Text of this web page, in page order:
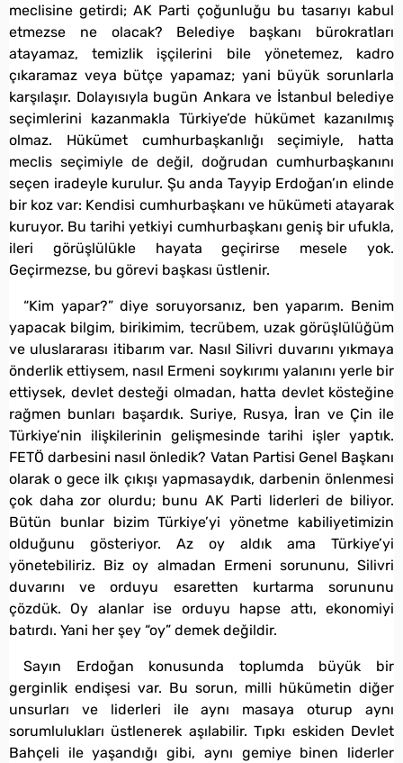
meclisine getirdi; AK Parti çoğunluğu bu tasarıyı kabul
etmezse ne olacak? Belediye başkanı bürokratları
atayamaz, temizlik işçilerini bile yönetemez, kadro
çıkaramaz veya bütçe yapamaz; yani büyük sorunlarla
karşılaşır. Dolayısıyla bugün Ankara ve İstanbul belediye
seçimlerini kazanmakla Türkiye’de hükümet kazanılmış
olmaz. Hükümet cumhurbaşkanlığı seçimiyle, hatta
meclis seçimiyle de değil, doğrudan cumhurbaşkanını
seçen iradeyle kurulur. Şu anda Tayyip Erdoğan’ın elinde
bir koz var: Kendisi cumhurbaşkanı ve hükümeti atayarak
kuruyor. Bu tarihi yetkiyi cumhurbaşkanı geniş bir ufukla,
ileri görüşlülükle hayata geçirirse mesele yok.
Geçirmezse, bu görevi başkası üstlenir.
“Kim yapar?” diye soruyorsanız, ben yaparım. Benim
yapacak bilgim, birikimim, tecrübem, uzak görüşlülüğüm
ve uluslararası itibarım var. Nasıl Silivri duvarını yıkmaya
önderlik ettiysem, nasıl Ermeni soykırımı yalanını yerle bir
ettiysek, devlet desteği olmadan, hatta devlet kösteğine
rağmen bunları başardık. Suriye, Rusya, İran ve Çin ile
Türkiye’nin ilişkilerinin gelişmesinde tarihi işler yaptık.
FETÖ darbesini nasıl önledik? Vatan Partisi Genel Başkanı
olarak o gece ilk çıkışı yapmasaydık, darbenin önlenmesi
çok daha zor olurdu; bunu AK Parti liderleri de biliyor.
Bütün bunlar bizim Türkiye’yi yönetme kabiliyetimizin
olduğunu gösteriyor. Az oy aldık ama Türkiye’yi
yönetebiliriz. Biz oy almadan Ermeni sorununu, Silivri
duvarını ve orduyu esaretten kurtarma sorununu
çözdük. Oy alanlar ise orduyu hapse attı, ekonomiyi
batırdı. Yani her şey “oy” demek değildir.
Sayın Erdoğan konusunda toplumda büyük bir
gerginlik endişesi var. Bu sorun, milli hükümetin diğer
unsurları ve liderleri ile aynı masaya oturup aynı
sorumlulukları üstlenerek aşılabilir. Tıpkı eskiden Devlet
Bahçeli ile yaşandığı gibi, aynı gemiye binen liderler